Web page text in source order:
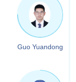
Guo Yuandong